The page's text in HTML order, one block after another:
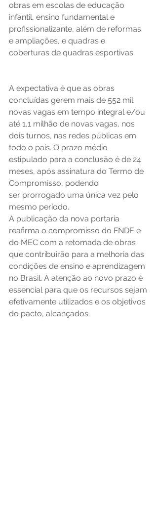
obras em escolas de educação
infantil, ensino fundamental e
profissionalizante, além de reformas
e ampliações, e quadras e
coberturas de quadras esportivas.
A expectativa é que as obras
concluídas gerem mais de 552 mil
novas vagas em tempo integral e/ou
até 1,1 milhão de novas vagas, nos
dois turnos, nas redes públicas em
todo o país. O prazo médio
estipulado para a conclusão é de 24
meses, após assinatura do Termo de
Compromisso, podendo
ser prorrogado uma única vez pelo
mesmo período.
A publicação da nova portaria
reafirma o compromisso do FNDE e
do MEC com a retomada de obras
que contribuirão para a melhoria das
condições de ensino e aprendizagem
no Brasil. A atenção ao novo prazo é
essencial para que os recursos sejam
efetivamente utilizados e os objetivos
do pacto, alcançados.